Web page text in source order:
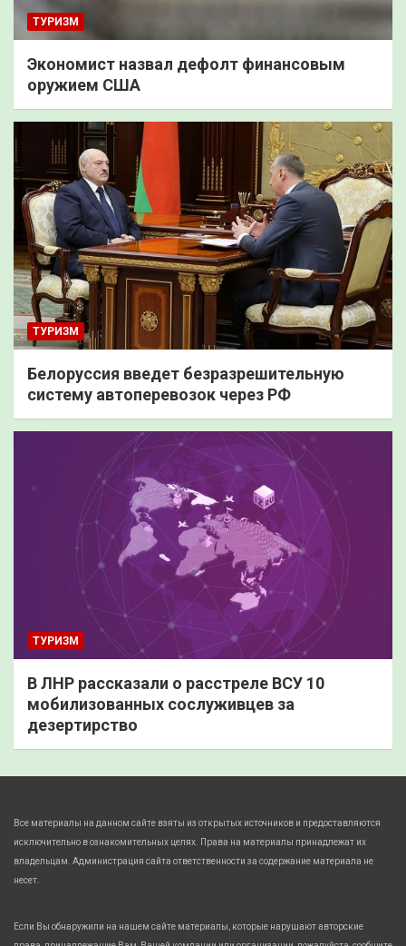
ТУРИЗМ
Экономист назвал дефолт финансовым
оружием США
ТУРИЗМ
Белоруссия введет безразрешительную
систему автоперевозок через РФ
ТУРИЗМ
В ЛНР рассказали о расстреле ВСУ 10
мобилизованных сослуживцев за
дезертирство
Все материалы на данном сайте взяты из открытых источников и предоставляются
исключительно в ознакомительных целях. Права на материалы принадлежат их
владельцам. Администрация сайта ответственности за содержание материала не
несет.
Если Вы обнаружили на нашем сайте материалы, которые нарушают авторские